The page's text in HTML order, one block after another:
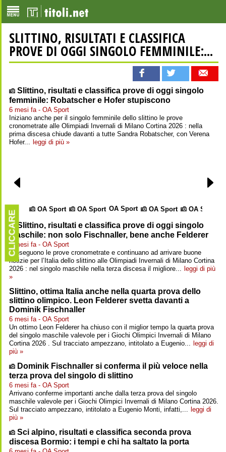
SLITTINO, RISULTATI E CLASSIFICA
PROVE DI OGGI SINGOLO FEMMINILE:...
Slittino, risultati e classifica prove di oggi singolo
femminile: Robatscher e Hofer stupiscono
6 mesi fa - OA Sport
Iniziano anche per il singolo femminile dello slittino le prove
cronometrate alle Olimpiadi Invernali di Milano Cortina 2026 : nella
prima discesa chiude davanti a tutte Sandra Robatscher, con Verena
Hofer... leggi di più »
OA Sport OA Sport OA Sport OA Sport OA Sport
Slittino, risultati e classifica prove di oggi singolo
maschile: non solo Fischnaller, bene anche Felderer
6 mesi fa - OA Sport
Proseguono le prove cronometrate e continuano ad arrivare buone
notizie per l’Italia dello slittino alle Olimpiadi Invernali di Milano Cortina
2026 : nel singolo maschile nella terza discesa il migliore... leggi di più
»
Slittino, ottima Italia anche nella quarta prova dello
slittino olimpico. Leon Felderer svetta davanti a
Dominik Fischnaller
6 mesi fa - OA Sport
Un ottimo Leon Felderer ha chiuso con il miglior tempo la quarta prova
del singolo maschile valevole per i Giochi Olimpici Invernali di Milano
Cortina 2026 . Sul tracciato ampezzano, intitolato a Eugenio... leggi di
più »
Dominik Fischnaller si conferma il più veloce nella
terza prova del singolo di slittino
6 mesi fa - OA Sport
Arrivano conferme importanti anche dalla terza prova del singolo
maschile valevole per i Giochi Olimpici Invernali di Milano Cortina 2026.
Sul tracciato ampezzano, intitolato a Eugenio Monti, infatti,... leggi di
più »
Sci alpino, risultati e classifica seconda prova
discesa Bormio: i tempi e chi ha saltato la porta
CLICCARE